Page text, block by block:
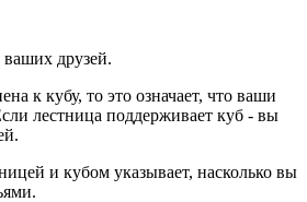
ваших друзей.
к кубу, то это означает, что ваши
лестница поддерживает куб - вы
и кубом указывает, насколько вы